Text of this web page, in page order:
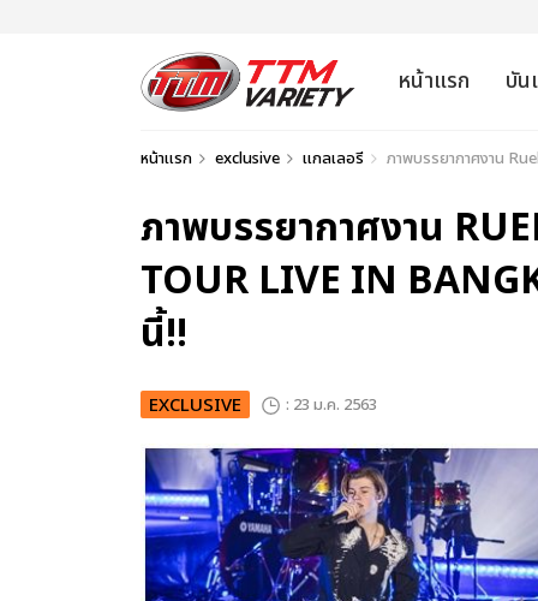
หน้าแรก บัน
หน้าแรก exclusive แกลเลอรี ภาพบรรยากาศงาน
ภาพบรรยากาศงาน
TOUR LIVE IN
นี้!!
EXCLUSIVE : 23 ม.ค. 2563